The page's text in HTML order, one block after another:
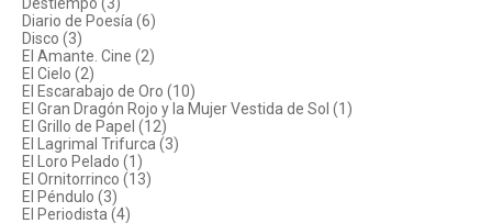
Destiempo (3)
Diario de Poesía (6)
Disco (3)
El Amante. Cine (2)
El Cielo (2)
El Escarabajo de Oro (10)
El Gran Dragón Rojo y la Mujer Vestida de Sol (1)
El Grillo de Papel (12)
El Lagrimal Trifurca (3)
El Loro Pelado (1)
El Ornitorrinco (13)
El Péndulo (3)
El Periodista (4)